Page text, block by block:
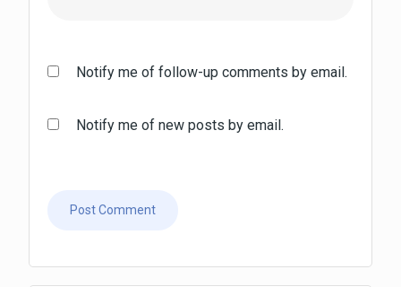
Notify me of follow-up comments by email.
Notify me of new posts by email.